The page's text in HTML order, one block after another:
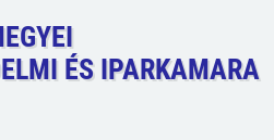
ÉS IPARKAMARA